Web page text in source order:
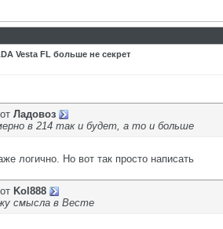
Vesta FL больше не секрет
Ладовоз
в 214 так и будет, а то и больше
логично. Но вот так просто написать
Kol888
смысла в Весте